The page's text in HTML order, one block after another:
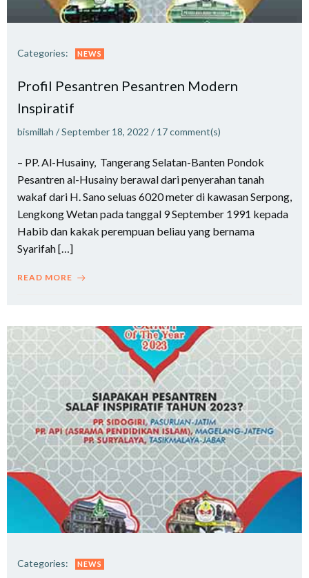
Categories: NEWS
Profil Pesantren Pesantren Modern
Inspiratif
bismillah /September 18, 2022 / 17comment(s)
– PP. Al-Husainy, Tangerang Selatan-Banten Pondok
Pesantren al-Husainy berawal dari penyerahan tanah
wakaf dari H. Sano seluas 6020 meter di kawasan Serpong,
Lengkong Wetan pada tanggal 9 September 1991 kepada
Habib dan kakak perempuan beliau yang bernama
Syarifah […]
READ MORE
Categories: NEWS